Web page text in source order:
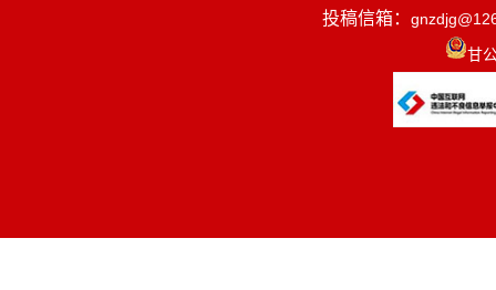
夏河县
现代农业
投稿信箱：
甘